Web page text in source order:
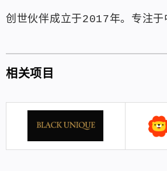
创世伙伴成立于2017年。专注
相关项目